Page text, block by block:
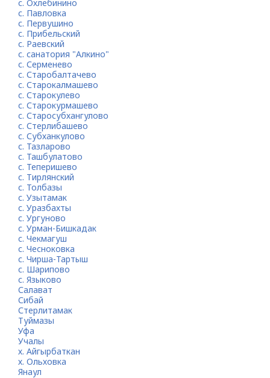
с. Охлебинино
с. Павловка
с. Первушино
с. Прибельский
с. Раевский
с. санатория "Алкино"
с. Серменево
с. Старобалтачево
с. Старокалмашево
с. Старокулево
с. Старокурмашево
с. Старосубхангулово
с. Стерлибашево
с. Субханкулово
с. Тазларово
с. Ташбулатово
с. Теперишево
с. Тирлянский
с. Толбазы
с. Узытамак
с. Уразбахты
с. Ургуново
с. Урман-Бишкадак
с. Чекмагуш
с. Чесноковка
с. Чирша-Тартыш
с. Шарипово
с. Языково
Салават
Сибай
Стерлитамак
Туймазы
Уфа
Учалы
х. Айгырбаткан
х. Ольховка
Янаул